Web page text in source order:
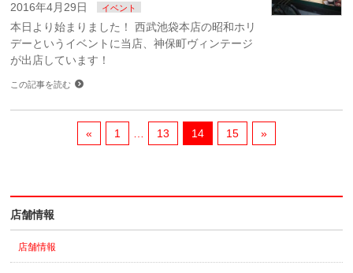
2016年4月29日 イベント
本日より始まりました！ 西武池袋本店の昭和ホリ
デーというイベントに当店、神保町ヴィンテージ
が出店しています！
この記事を読む
« 1 … 13 14 15 »
店舗情報
店舗情報